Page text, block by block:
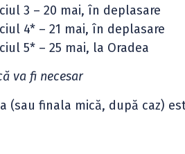
3 – 20 mai, în deplasare
4* – 21 mai, în deplasare
5* – 25 mai, la Oradea
va fi necesar
(sau finala mică, după caz)